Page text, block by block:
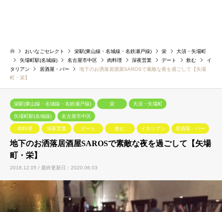
おいなごセレクト 栄駅(東山線・名城線・名鉄瀬戸線) 栄
大須・矢場町
矢場町駅(名城線)
名古屋市中区 肉料理 深夜営業 デート 飲む
イ
タリアン
居酒屋・バー
地下のお洒落居酒屋SAROSで素敵な夜を過ごして【矢場
町・栄】
栄駅(東山線・名城線・名鉄瀬戸線) 栄 大須・矢場町
矢場町駅(名城線) 名古屋市中区
肉料理 深夜営業 デート 飲む イタリアン 居酒屋・バー
地下のお洒落居酒屋SAROSで素敵な夜を過ごして【矢場
町・栄】
2018.12.05 / 最終更新日：2020.06.03